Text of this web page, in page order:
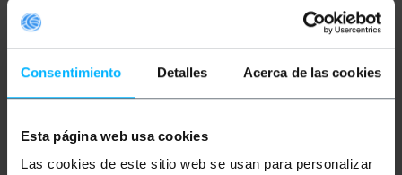
Consentimiento Detalles Acerca de las cookies
Esta página web usa cookies
Las cookies de este sitio web se usan para personalizar
Ethernet Cat. 6 UTP blu
da 2 m PCU6-10CC-
0200-B
0200-R